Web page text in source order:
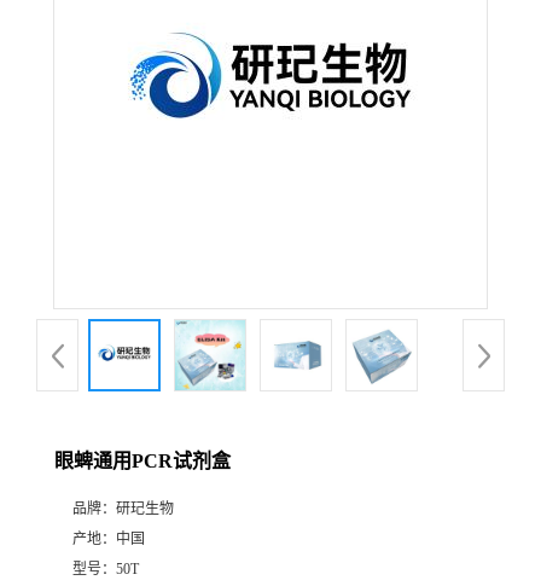
眼蜱通用PCR试剂盒
品牌： 研玘生物
产地： 中国
型号： 50T